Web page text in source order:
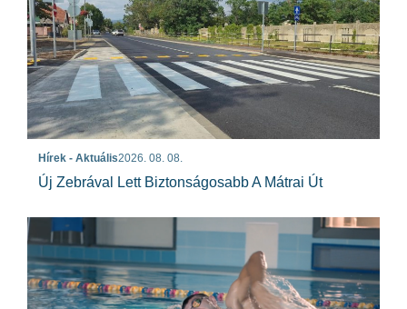
Hírek - Aktuális2026. 08. 08.
Új Zebrával Lett Biztonságosabb A Mátrai Út